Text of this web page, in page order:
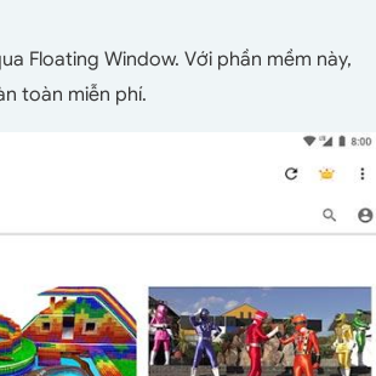
Floating Window. Với phần mềm này,
toàn miễn phí.